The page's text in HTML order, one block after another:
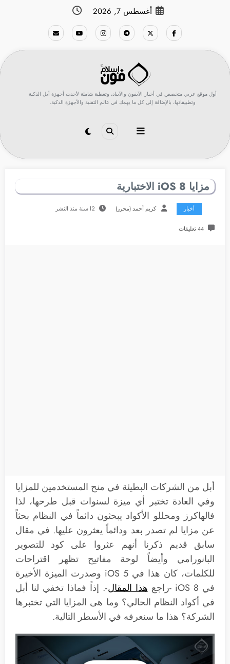
أغسطس 7, 2026
أول موقع عربي متخصص في أخبار الآيفون والآيباد، وتغطية شاملة لأحدث أجهزة أبل الذكية
وتطبيقاتها، بالإضافة إلى كل ما يهمك في عالم التقنية والأجهزة الذكية.
مزايا iOS 8 الاختبارية
أخبار كريم أحمد (محرر) 12 سنة منذ النشر
44 تعليقات
أبل من الشركات البطيئة في منح المستخدمين للمزايا
وفي العادة تختبر أي ميزة لسنوات قبل طرحها، لذا
فالهاكرز ومحللو الأكواد يبحثون دائماً في النظام بحثاً
عن مزايا لم تصدر بعد ودائماً يعثرون عليها. في مقال
سابق قديم ذكرنا أنهم عثروا على كود للتصوير
البانورامي وأيضاً لوحة مفاتيح تظهر اقتراحات
للكلمات، كان هذا في iOS 5 وصدرت الميزة الأخيرة
في iOS 8 -راجع
هذا المقال-. إذاً فماذا تخفي لنا أبل
في أكواد النظام الحالي؟ وما هى المزايا التي تختبرها
الشركة؟ هذا ما سنعرفه في الأسطر التالية.